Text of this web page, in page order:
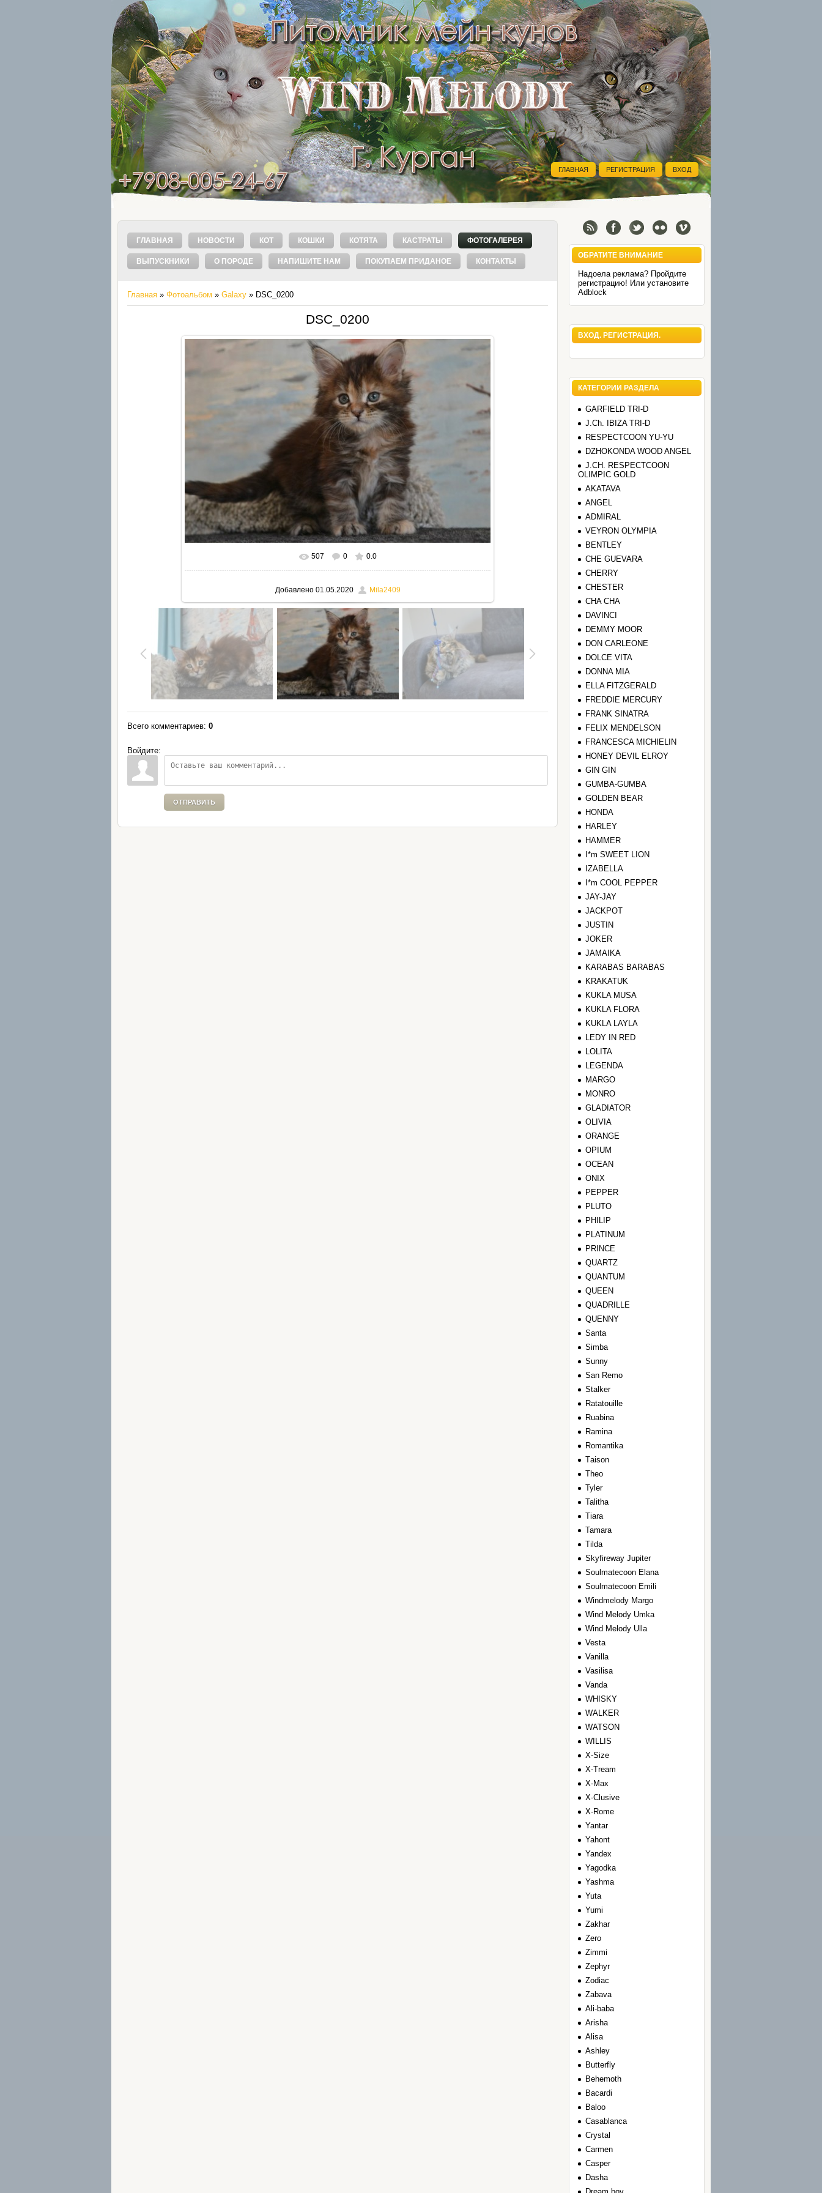
ГЛАВНАЯ РЕГИСТРАЦИЯ ВХОД
ГЛАВНАЯ НОВОСТИ КОТ КОШКИ КОТЯТА КАСТРАТЫ ФОТОГАЛЕРЕЯ
ВЫПУСКНИКИ О ПОРОДЕ НАПИШИТЕ НАМ ПОКУПАЕМ ПРИДАНОЕ КОНТАКТЫ
Главная » Фотоальбом » Galaxy » DSC_0200
DSC_0200
В реальном размере 795x530
507 0 0.0
Добавлено01.05.2020 Mila2409
Всего комментариев: 0
Войдите:
ОТПРАВИТЬ
ОБРАТИТЕ ВНИМАНИЕ
Надоела реклама? Пройдите
регистрацию! Или установите
Adblock
ВХОД. РЕГИСТРАЦИЯ.
КАТЕГОРИИ РАЗДЕЛА
GARFIELD TRI-D
J.Ch. IBIZA TRI-D
RESPECTCOON YU-YU
DZHOKONDA WOOD ANGEL
J.CH. RESPECTCOON
OLIMPIC GOLD
AKATAVA
ANGEL
ADMIRAL
VEYRON OLYMPIA
BENTLEY
CHE GUEVARA
CHERRY
CHESTER
CHA CHA
DAVINCI
DEMMY MOOR
DON CARLEONE
DOLCE VITA
DONNA MIA
ELLA FITZGERALD
FREDDIE MERCURY
FRANK SINATRA
FELIX MENDELSON
FRANCESCA MICHIELIN
HONEY DEVIL ELROY
GIN GIN
GUMBA-GUMBA
GOLDEN BEAR
HONDA
HARLEY
HAMMER
I*m SWEET LION
IZABELLA
I*m COOL PEPPER
JAY-JAY
JACKPOT
JUSTIN
JOKER
JAMAIKA
KARABAS BARABAS
KRAKATUK
KUKLA MUSA
KUKLA FLORA
KUKLA LAYLA
LEDY IN RED
LOLITA
LEGENDA
MARGO
MONRO
GLADIATOR
OLIVIA
ORANGE
OPIUM
OCEAN
ONIX
PEPPER
PLUTO
PHILIP
PLATINUM
PRINCE
QUARTZ
QUANTUM
QUEEN
QUADRILLE
QUENNY
Santa
Simba
Sunny
San Remo
Stalker
Ratatouille
Ruabina
Ramina
Romantika
Тaison
Theo
Tyler
Talitha
Tiara
Tamara
Tilda
Skyfireway Jupiter
Soulmatecoon Elana
Soulmatecoon Emili
Windmelody Margo
Wind Melody Umka
Wind Melody Ulla
Vesta
Vanilla
Vasilisa
Vanda
WHISKY
WALKER
WATSON
WILLIS
Х-Size
Х-Tream
Х-Max
Х-Clusive
Х-Rome
Yantar
Yahont
Yandex
Yagodka
Yashma
Yuta
Yumi
Zakhar
Zero
Zimmi
Zephyr
Zodiac
Zabava
Ali-baba
Arisha
Alisa
Ashley
Вutterfly
Вehemoth
Вacardi
Вaloo
Сasablanca
Сrystal
Сarmen
Сasper
Dasha